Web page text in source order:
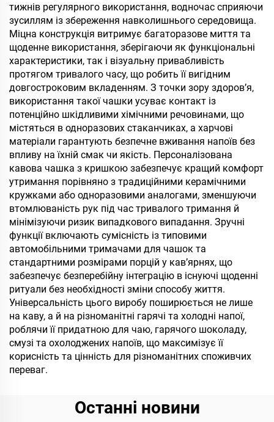
тижнів регулярного використання, водночас сприяючи
зусиллям із збереження навколишнього середовища.
Міцна конструкція витримує багаторазове миття та
щоденне використання, зберігаючи як функціональні
характеристики, так і візуальну привабливість
протягом тривалого часу, що робить її вигідним
довгостроковим вкладенням. З точки зору здоров’я,
використання такої чашки усуває контакт із
потенційно шкідливими хімічними речовинами, що
містяться в одноразових стаканчиках, а харчові
матеріали гарантують безпечне вживання напоїв без
впливу на їхній смак чи якість. Персоналізована
кавова чашка з кришкою забезпечує кращий комфорт
утримання порівняно з традиційними керамічними
кружками або одноразовими аналогами, зменшуючи
втомлюваність рук під час тривалого тримання й
мінімізуючи ризик випадкового випадання. Зручні
функції включають сумісність із типовими
автомобільними тримачами для чашок та
стандартними розмірами порцій у кав’ярнях, що
забезпечує безперебійну інтеграцію в існуючі щоденні
ритуали без необхідності зміни способу життя.
Універсальність цього виробу поширюється не лише
на каву, а й на різноманітні гарячі та холодні напої,
роблячи її придатною для чаю, гарячого шоколаду,
смузі та охолоджених напоїв, що максимізує її
корисність та цінність для різноманітних споживчих
переваг.
Останні новини